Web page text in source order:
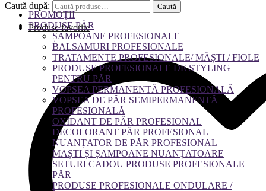
Caută după: Caută
Produse favorite
PROMOȚII
PRODUSE PĂR
ȘAMPOANE PROFESIONALE
BALSAMURI PROFESIONALE
TRATAMENTE PROFESIONALE/ MĂȘTI / FIOLE
PRODUSE PROFESIONALE DE STYLING
PENTRU PĂR
VOPSEA PERMANENTĂ PROFESIONALĂ
VOPSEA DE PĂR SEMIPERMANENTĂ
PROFESIONALĂ
OXIDANT DE PĂR PROFESIONAL
DECOLORANT PĂR PROFESIONAL
NUANȚATOR DE PĂR PROFESIONAL
MAȘTI ȘI ȘAMPOANE NUANȚATOARE
SETURI CADOU PRODUSE PROFESIONALE
PĂR
PRODUSE PROFESIONALE ONDULARE /